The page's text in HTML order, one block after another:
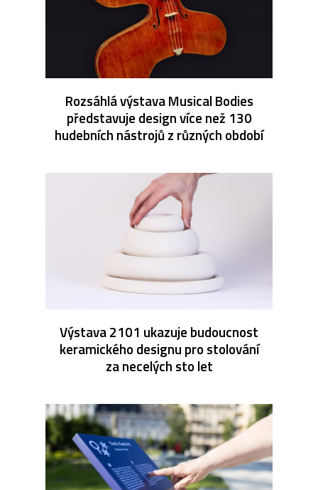
Rozsáhlá výstava Musical Bodies
představuje design více než 130
hudebních nástrojů z různých období
Výstava 2101 ukazuje budoucnost
keramického designu pro stolování
za necelých sto let